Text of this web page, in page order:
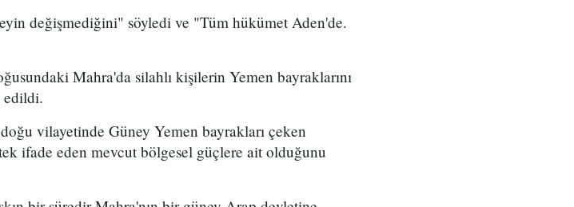
değişmediğini" söyledi ve "Tüm hükümet Aden'de.
Mahra'da silahlı kişilerin Yemen bayraklarını
edildi.
vilayetinde Güney Yemen bayrakları çeken
ifade eden mevcut bölgesel güçlere ait olduğunu